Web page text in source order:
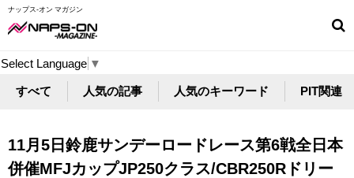
ナップス-オン マガジン
Select Language ▼
すべて 人気の記事 人気のキーワード PIT関連
11月5日鈴鹿サンデーロードレース第6戦全日本
併催MFJカップJP250クラス/CBR250Rドリー